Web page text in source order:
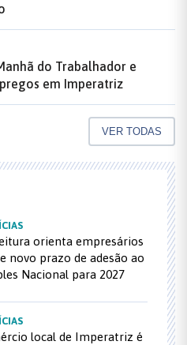
do Trabalhador e
em Imperatriz
VER TODAS
orienta empresários
novo prazo de adesão ao
Nacional para 2027
local de Imperatriz é